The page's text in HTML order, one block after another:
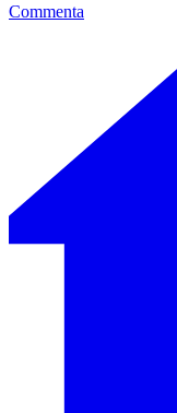
Commenta